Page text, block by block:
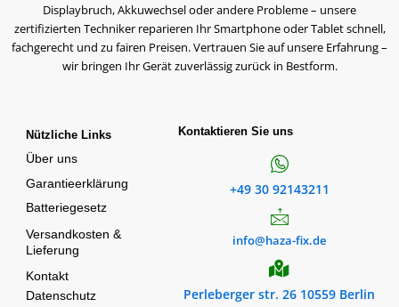
Displaybruch, Akkuwechsel oder andere Probleme – unsere
zertifizierten Techniker reparieren Ihr Smartphone oder Tablet schnell,
fachgerecht und zu fairen Preisen. Vertrauen Sie auf unsere Erfahrung –
wir bringen Ihr Gerät zuverlässig zurück in Bestform.
Nützliche Links
Über uns
Garantieerklärung
Batteriegesetz
Versandkosten &
Lieferung
Kontakt
Datenschutz
Kontaktieren Sie uns
+49 30 92143211
info@haza-fix.de
Perleberger str. 26 10559 Berlin